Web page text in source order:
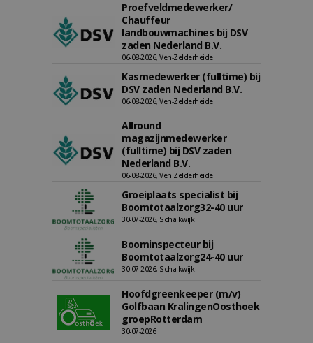
Proefveldmedewerker/
Chauffeur
landbouwmachines bij DSV
zaden Nederland B.V.
06-08-2026, Ven-Zelderheide
Kasmedewerker (fulltime) bij
DSV zaden Nederland B.V.
06-08-2026, Ven-Zelderheide
Allround
magazijnmedewerker
(fulltime) bij DSV zaden
Nederland B.V.
06-08-2026, Ven Zelderheide
Groeiplaats specialist bij
Boomtotaalzorg32-40 uur
30-07-2026, Schalkwijk
Boominspecteur bij
Boomtotaalzorg24-40 uur
30-07-2026, Schalkwijk
Hoofdgreenkeeper (m/v)
Golfbaan KralingenOosthoek
groepRotterdam
30-07-2026